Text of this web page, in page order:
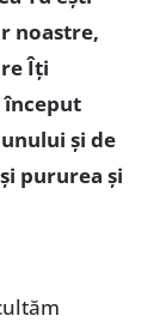
noastre,
Îţi
început
şi de
pururea şi